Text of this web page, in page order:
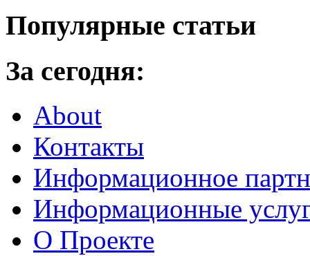
Популярные статьи
За сегодня:
About
Контакты
Информационное
Информационные
О Проекте